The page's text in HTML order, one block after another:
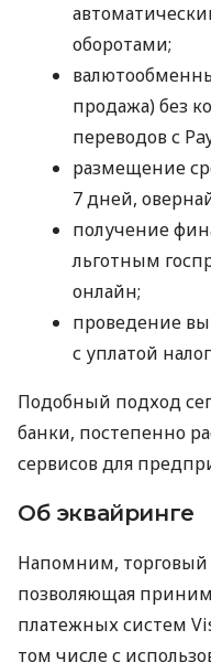
оборотами;
продажа) без
переводов с
размещение
7 дней,
получение
льготным
онлайн;
проведение
с уплатой
Подобный подход
банки, постепенно
сервисов для
Об эквайринге
Напомним, торговый
позволяющая
платежных систем
том числе с